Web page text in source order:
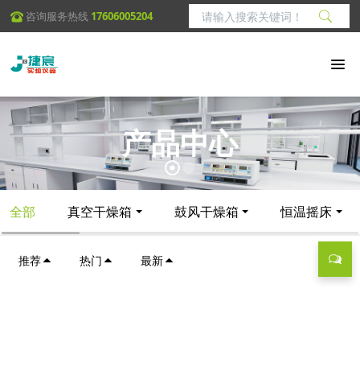
咨询服务热线 17606005204
产品中心
全部 真空干燥箱 鼓风干燥箱 恒温摇床
推荐 热门 最新